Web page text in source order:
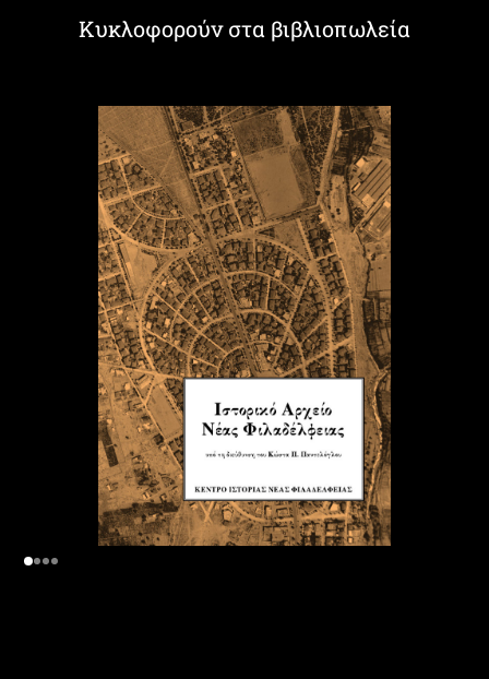
Κυκλοφορούν στα βιβλιοπωλεία